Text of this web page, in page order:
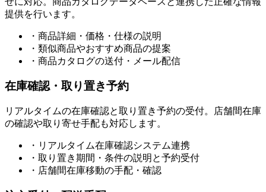
提供を行います。
・ 商品詳細・価格・仕様の説明
・ 類似商品やおすすめ商品の提案
・ 商品カタログの送付・メール配信
在庫確認・取り置き予約
リアルタイムの在庫確認と取り置き予約の受付。店舗間在庫
の確認や取り寄せ手配も対応します。
・ リアルタイム在庫確認システム連携
・ 取り置き期間・条件の説明と予約受付
・ 店舗間在庫移動の手配・確認